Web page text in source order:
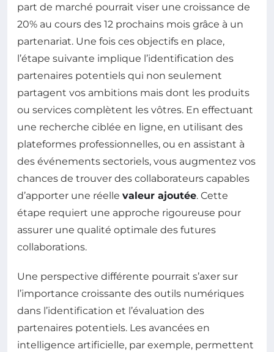
part de marché pourrait viser une croissance de
20% au cours des 12 prochains mois grâce à un
partenariat. Une fois ces objectifs en place,
l’étape suivante implique l’identification des
partenaires potentiels qui non seulement
partagent vos ambitions mais dont les produits
ou services complètent les vôtres. En effectuant
une recherche ciblée en ligne, en utilisant des
plateformes professionnelles, ou en assistant à
des événements sectoriels, vous augmentez vos
chances de trouver des collaborateurs capables
d’apporter une réelle valeur ajoutée. Cette
étape requiert une approche rigoureuse pour
assurer une qualité optimale des futures
collaborations.
Une perspective différente pourrait s’axer sur
l’importance croissante des outils numériques
dans l’identification et l’évaluation des
partenaires potentiels. Les avancées en
intelligence artificielle, par exemple, permettent